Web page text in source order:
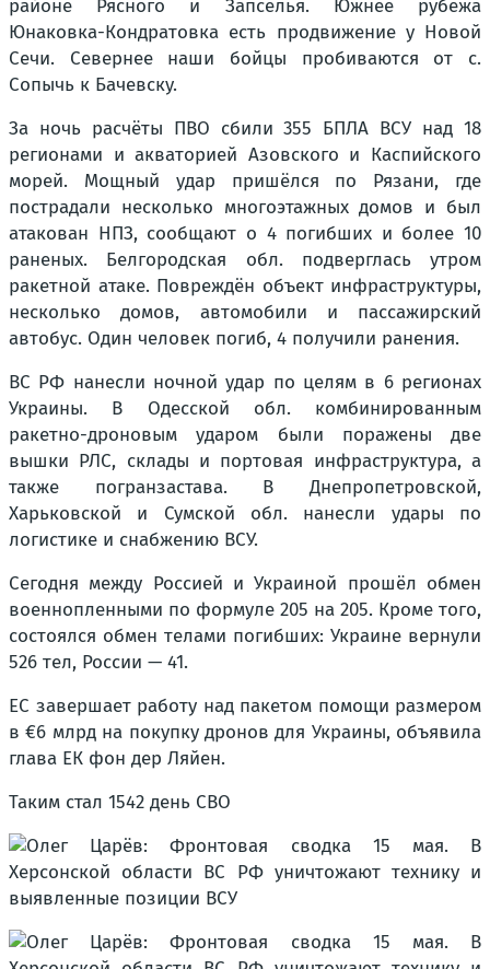
районе Рясного и Запселья. Южнее рубежа
Юнаковка-Кондратовка есть продвижение у Новой
Сечи. Севернее наши бойцы пробиваются от с.
Сопычь к Бачевску.
За ночь расчёты ПВО сбили 355 БПЛА ВСУ над 18
регионами и акваторией Азовского и Каспийского
морей. Мощный удар пришёлся по Рязани, где
пострадали несколько многоэтажных домов и был
атакован НПЗ, сообщают о 4 погибших и более 10
раненых. Белгородская обл. подверглась утром
ракетной атаке. Повреждён объект инфраструктуры,
несколько домов, автомобили и пассажирский
автобус. Один человек погиб, 4 получили ранения.
ВС РФ нанесли ночной удар по целям в 6 регионах
Украины. В Одесской обл. комбинированным
ракетно-дроновым ударом были поражены две
вышки РЛС, склады и портовая инфраструктура, а
также погранзастава. В Днепропетровской,
Харьковской и Сумской обл. нанесли удары по
логистике и снабжению ВСУ.
Сегодня между Россией и Украиной прошёл обмен
военнопленными по формуле 205 на 205. Кроме того,
состоялся обмен телами погибших: Украине вернули
526 тел, России — 41.
ЕС завершает работу над пакетом помощи размером
в €6 млрд на покупку дронов для Украины, объявила
глава ЕК фон дер Ляйен.
Таким стал 1542 день СВО